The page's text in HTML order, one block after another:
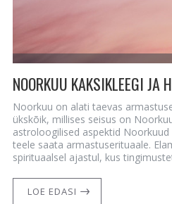
Noorkuu on alati taevas
ükskõik, millises seisus on
astroloogilised aspektid
teele saata armastuserituaale.
spirituaalsel ajastul, kus
LOE EDASI